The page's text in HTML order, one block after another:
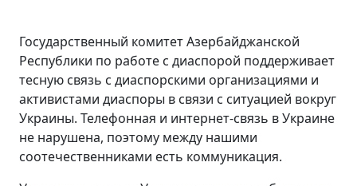
Государственный комитет Азербайджанской
Республики по работе с диаспорой поддерживает
тесную связь с диаспорскими организациями и
активистами диаспоры в связи с ситуацией вокруг
Украины. Телефонная и интернет-связь в Украине
не нарушена, поэтому между нашими
соотечественниками есть коммуникация.